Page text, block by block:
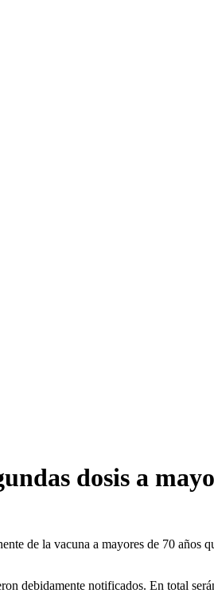
dosis a
de la vacuna a mayores de 70
debidamente notificados. En total